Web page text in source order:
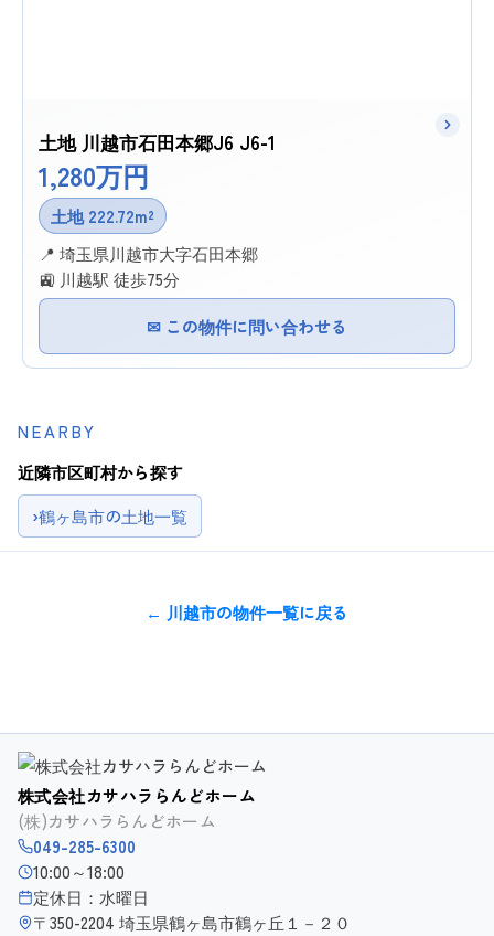
土地 川越市石田本郷J6 J6-1
1,280万円
土地 222.72m²
📍 埼玉県川越市大字石田本郷
🚉 川越駅 徒歩75分
✉ この物件に問い合わせる
NEARBY
近隣市区町村から探す
›鶴ヶ島市の土地一覧
← 川越市の物件一覧に戻る
株式会社カサハラらんどホーム
(株)カサハラらんどホーム
049-285-6300
10:00～18:00
定休日：水曜日
〒350-2204 埼玉県鶴ヶ島市鶴ヶ丘１－２０